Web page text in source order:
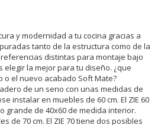
y modernidad a tu cocina gracias a
tanto de la estructura como de la
distintas para montaje bajo
la mejor para tu diseño. ¿que
el nuevo acabado Soft Mate?
de un seno con unas medidas de
instalar en muebles de 60 cm. El ZIE 60
grande de 40x60 de medida interior.
de 70 cm. El ZIE 70 tiene dos posibles